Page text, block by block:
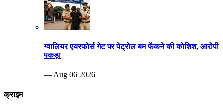
ग्वालियर एयरफोर्स गेट पर पेट्रोल बम फेंकने की कोशिश, आरोपी
पकड़ा
— Aug 06 2026
क्राइम